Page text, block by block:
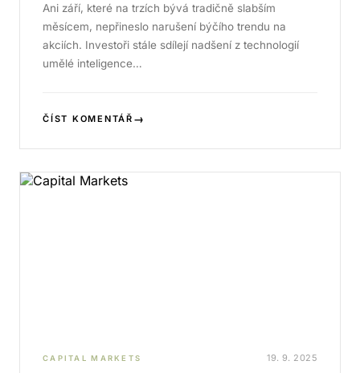
Ani září, které na trzích bývá tradičně slabším
měsícem, nepřineslo narušení býčího trendu na
akciích. Investoři stále sdílejí nadšení z technologií
umělé inteligence…
ČÍST KOMENTÁŘ →
CAPITAL MARKETS 19. 9. 2025